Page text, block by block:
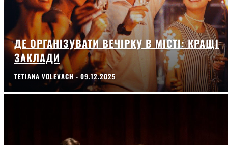
ДЕ ОРГАНІЗУВАТИ ВЕЧІРКУ В МІСТІ: КРАЩІ
ЗАКЛАДИ
TETIANA VOLEVACH - 09.12.2025